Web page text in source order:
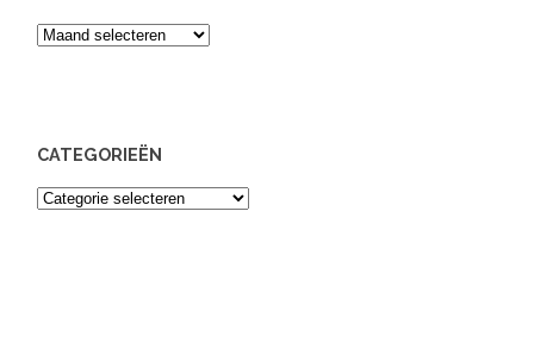
Archief
CATEGORIEËN
Categorieën